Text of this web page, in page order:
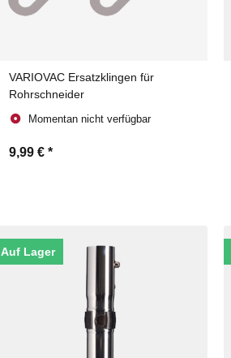
VARIOVAC Ersatzklingen für
Rohrschneider
Momentan nicht verfügbar
9,99 € *
Auf Lager